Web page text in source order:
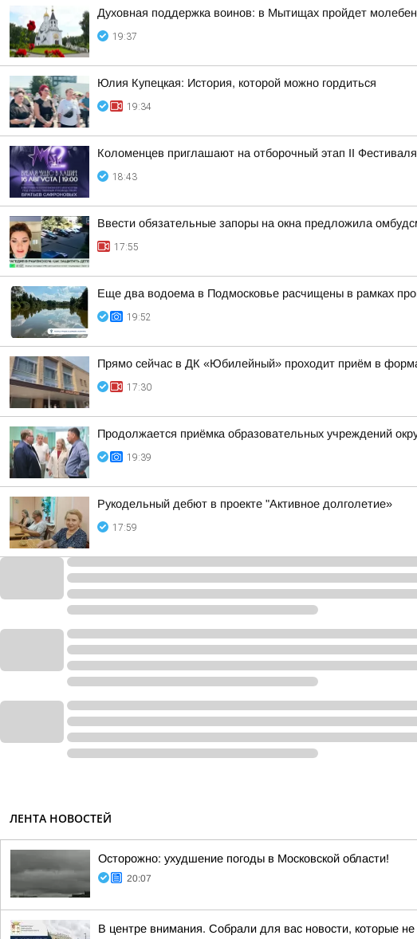
Духовная поддержка воинов: в Мытищах пройдет
19:37
Юлия Купецкая: История, которой можно гордиться
19:34
Коломенцев приглашают на отборочный этап II
18:43
Ввести обязательные запоры на окна предложила
17:55
Еще два водоема в Подмосковье расчищены в рамках
19:52
Прямо сейчас в ДК «Юбилейный» проходит приём в
17:30
Продолжается приёмка образовательных учреждений
19:39
Рукодельный дебют в проекте "Активное долголетие»
17:59
ЛЕНТА НОВОСТЕЙ
Осторожно: ухудшение погоды в Московской области!
20:07
В центре внимания. Собрали для вас новости, которые